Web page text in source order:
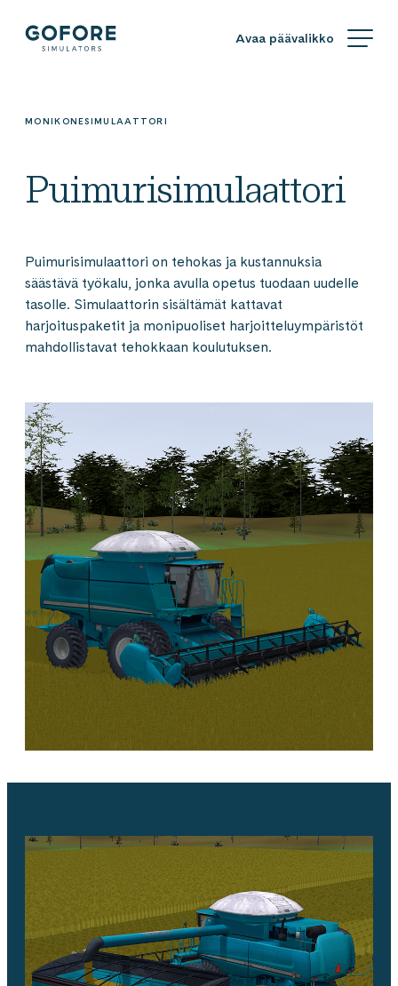
Siirry
suoraan
Simulators
MONIKONESIMULAATTORI
Puimuri­simulaattori
Puimurisimulaattori on tehokas ja kustannuksia
säästävä työkalu, jonka avulla opetus tuodaan uudelle
tasolle. Simulaattorin sisältämät kattavat
harjoituspaketit ja monipuoliset harjoitteluympäristöt
mahdollistavat tehokkaan koulutuksen.